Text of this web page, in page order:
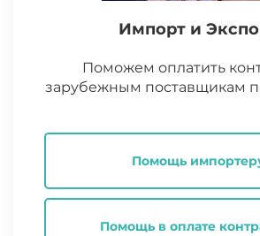
Импорт и
Поможем оплатить
зарубежным поставщикам
Помощь
Помощь в оплате